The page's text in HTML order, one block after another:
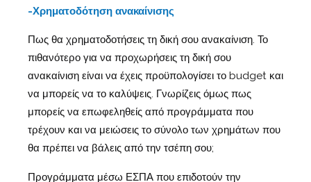
-Χρηματοδότηση ανακαίνισης
Πως θα χρηματοδοτήσεις τη δική σου ανακαίνιση. Το
πιθανότερο για να προχωρήσεις τη δική σου
ανακαίνιση είναι να έχεις προϋπολογίσει το budget και
να μπορείς να το καλύψεις. Γνωρίζεις όμως πως
μπορείς να επωφεληθείς από προγράμματα που
τρέχουν και να μειώσεις το σύνολο των χρημάτων που
θα πρέπει να βάλεις από την τσέπη σου;
Προγράμματα μέσω ΕΣΠΑ που επιδοτούν την